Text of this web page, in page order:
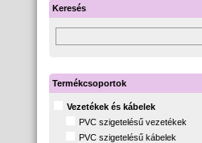
Keresés
Termékcsoportok
Vezetékek és kábelek
PVC szigetelésű vezetékek
PVC szigetelésű kábelek